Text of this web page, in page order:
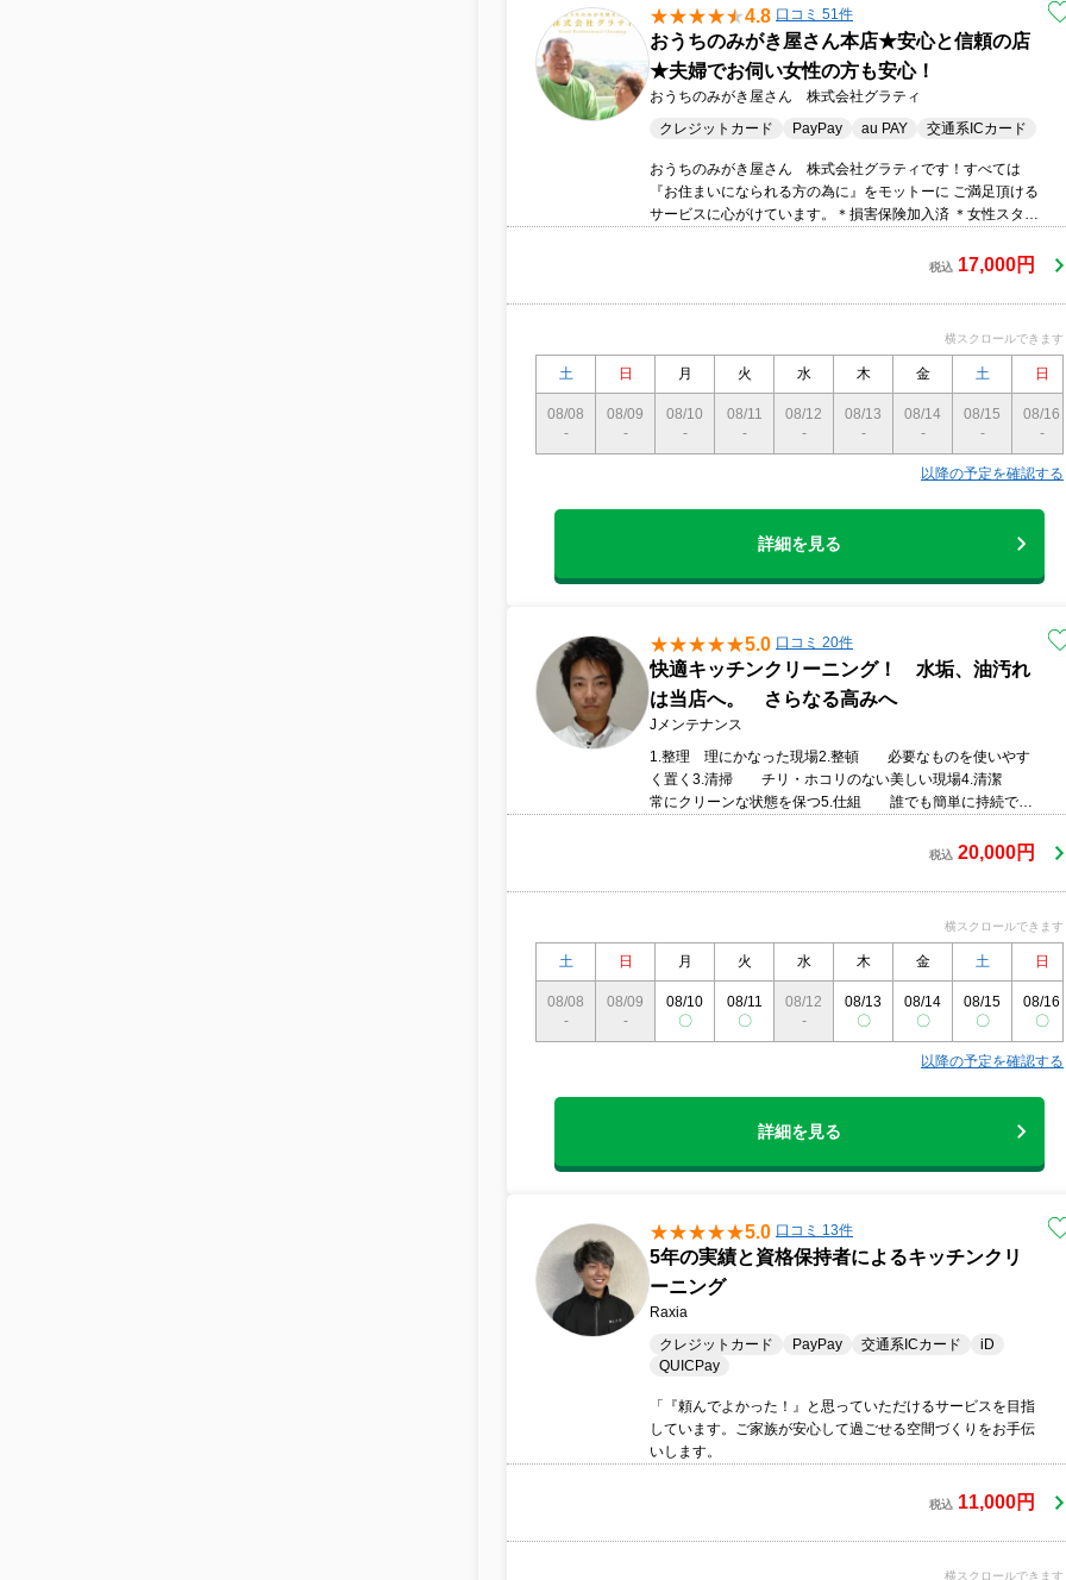
4.8 口コミ 51件
おうちのみがき屋さん本店★安心と信頼の店
★夫婦でお伺い女性の方も安心！
おうちのみがき屋さん 株式会社グラティ
クレジットカード
PayPay au PAY 交通系ICカード
おうちのみがき屋さん 株式会社グラティです！すべては
『お住まいになられる方の為に』をモットーに ご満足頂ける
サービスに心がけています。＊損害保険加入済 ＊女性スタッ
税込 17,000円
横スクロールできます
土 日 月 火 水 木 金 土 日
08/08
-
08/09
-
08/10
-
08/11
-
08/12
-
08/13
-
08/14
-
08/15
-
08/16
-
以降の予定を確認する
詳細を見る
5.0 口コミ 20件
快適キッチンクリーニング！ 水垢、油汚れ
は当店へ。 さらなる高みへ
Jメンテナンス
1.整理 理にかなった現場2.整頓 必要なものを使いやす
く置く3.清掃 チリ・ホコリのない美しい現場4.清潔
常にクリーンな状態を保つ5.仕組 誰でも簡単に持続でき
はならない2.スマイル 笑顔を忘れてはならない3.スキ
税込 20,000円
横スクロールできます
土 日 月 火 水 木 金 土 日
08/08
-
08/09
-
08/10
〇
08/11
〇
08/12
-
08/13
〇
08/14
〇
08/15
〇
08/16
〇
以降の予定を確認する
詳細を見る
5.0 口コミ 13件
5年の実績と資格保持者によるキッチンクリ
ーニング
Raxia
クレジットカード
PayPay 交通系ICカード
iD
QUICPay
「『頼んでよかった！』と思っていただけるサービスを目指
しています。ご家族が安心して過ごせる空間づくりをお手伝
いします。
税込 11,000円
横スクロールできます